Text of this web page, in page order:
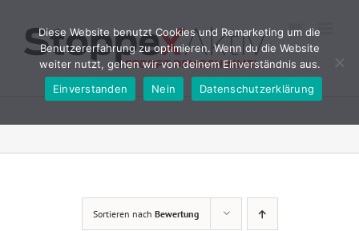
springen
Sortieren nach Bewertung
Diese Website benutzt Cookies und Remarketing um die
Benutzererfahrung zu optimieren. Wenn du die Website
weiter nutzt, gehen wir von deinem Einverständnis aus.
Einverstanden
Nein Datenschutzerklärung